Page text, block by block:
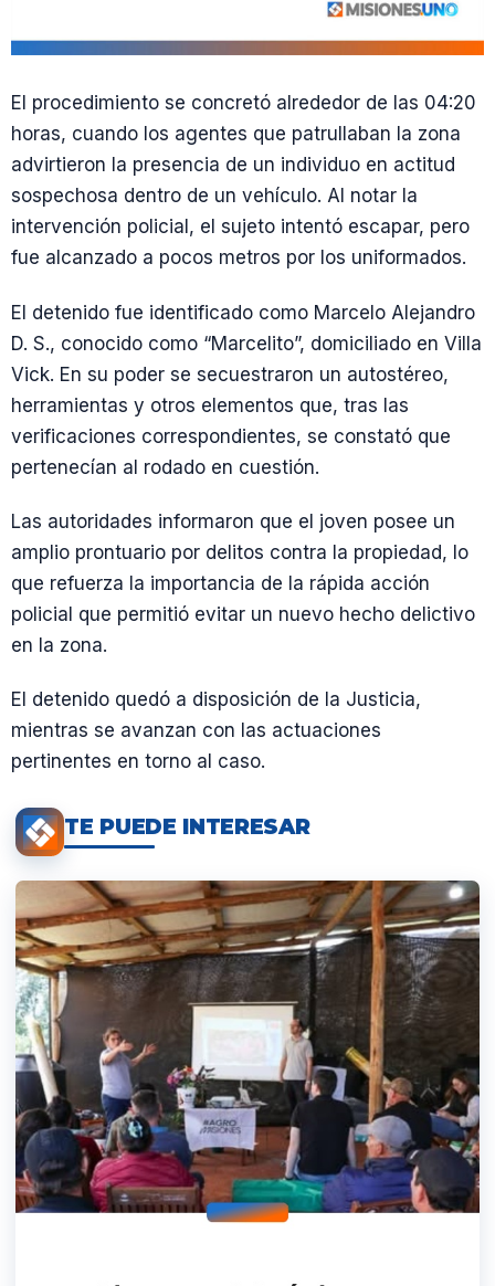
El procedimiento se concretó alrededor de las 04:20
horas, cuando los agentes que patrullaban la zona
advirtieron la presencia de un individuo en actitud
sospechosa dentro de un vehículo. Al notar la
intervención policial, el sujeto intentó escapar, pero
fue alcanzado a pocos metros por los uniformados.
El detenido fue identificado como Marcelo Alejandro
D. S., conocido como “Marcelito”, domiciliado en Villa
Vick. En su poder se secuestraron un autostéreo,
herramientas y otros elementos que, tras las
verificaciones correspondientes, se constató que
pertenecían al rodado en cuestión.
Las autoridades informaron que el joven posee un
amplio prontuario por delitos contra la propiedad, lo
que refuerza la importancia de la rápida acción
policial que permitió evitar un nuevo hecho delictivo
en la zona.
El detenido quedó a disposición de la Justicia,
mientras se avanzan con las actuaciones
pertinentes en torno al caso.
TE PUEDE INTERESAR